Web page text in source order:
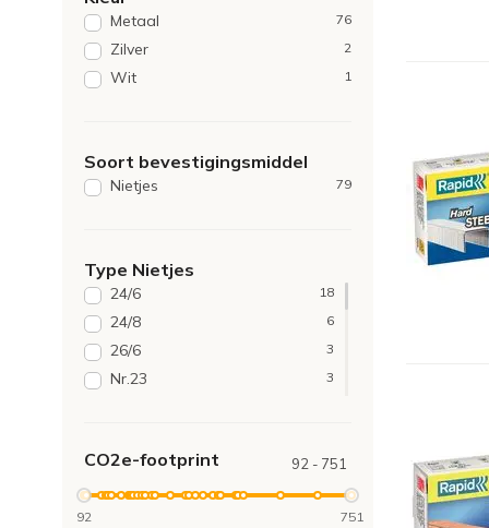
Metaal 76
Zilver 2
Wit 1
Soort bevestigingsmiddel
Nietjes 79
Type Nietjes
24/6 18
24/8 6
26/6 3
Nr.23 3
13/10 1
13/4 1
CO2e-footprint 92 - 751
92 751